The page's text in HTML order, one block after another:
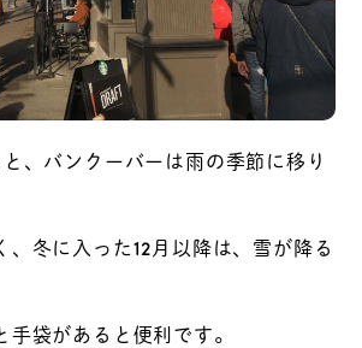
、バンクーバーは雨の季節に移り
、冬に入った12月以降は、雪が降る
袋があると便利です。